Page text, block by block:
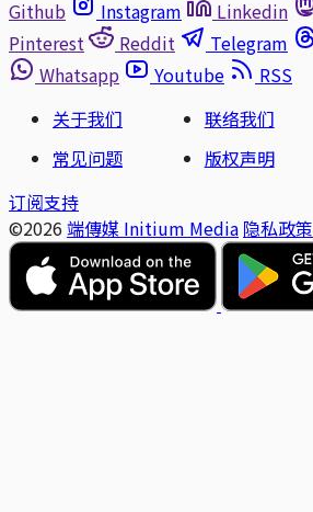
Github
Instagram Linkedin
Pinterest
Reddit Telegram
Whatsapp
Youtube
RSS
关于我们
联络我们
常见问题
版权声明
订阅支持
©2026 端傳媒 Initium Media 隐私政策